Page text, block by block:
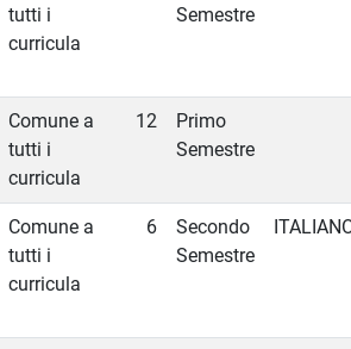
tutti i
curricula
Semestre
Comune a
tutti i
curricula
12
Primo
Semestre
Comune a
tutti i
curricula
6
Secondo
Semestre